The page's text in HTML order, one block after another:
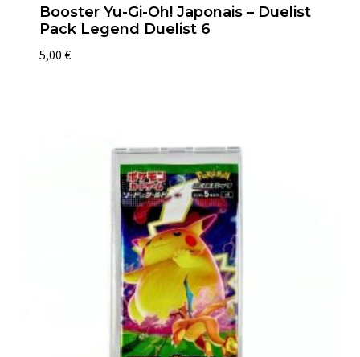
Booster Yu-Gi-Oh! Japonais – Duelist
Pack Legend Duelist 6
5,00 €